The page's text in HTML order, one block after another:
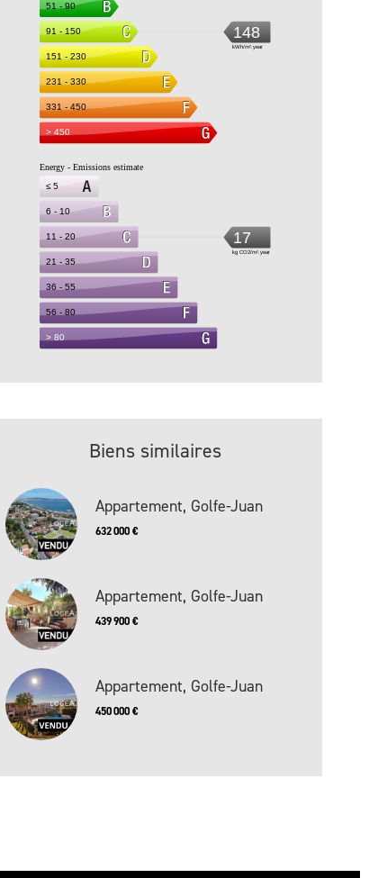
Biens similaires
Appartement, Golfe-Juan
632 000 €
Appartement, Golfe-Juan
439 900 €
Appartement, Golfe-Juan
450 000 €